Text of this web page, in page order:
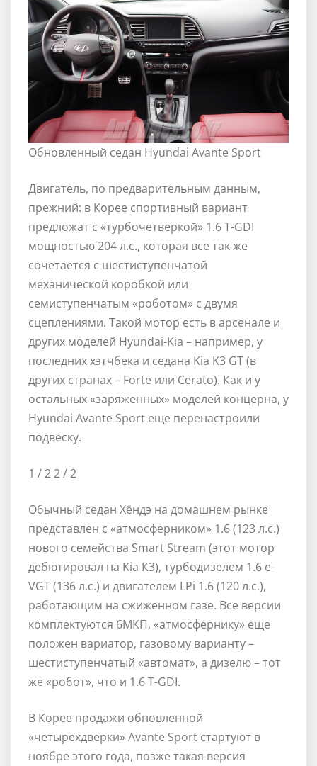
Обновленный седан Hyundai Avante Sport
Двигатель, по предварительным данным,
прежний: в Корее спортивный вариант
предложат с «турбочетверкой» 1.6 T-GDI
мощностью 204 л.с., которая все так же
сочетается с шестиступенчатой
механической коробкой или
семиступенчатым «роботом» с двумя
сцеплениями. Такой мотор есть в арсенале и
других моделей Hyundai-Kia – например, у
последних хэтчбека и седана Kia K3 GT (в
других странах – Forte или Cerato). Как и у
остальных «заряженных» моделей концерна, у
Hyundai Avante Sport еще перенастроили
подвеску.
1 / 22/ 2
Обычный седан Хёндэ на домашнем рынке
представлен с «атмосферником» 1.6 (123 л.с.)
нового семейства Smart Stream (этот мотор
дебютировал на Kia К3), турбодизелем 1.6 e-
VGT (136 л.с.) и двигателем LPi 1.6 (120 л.с.),
работающим на сжиженном газе. Все версии
комплектуются 6МКП, «атмосфернику» еще
положен вариатор, газовому варианту –
шестиступенчатый «автомат», а дизелю – тот
же «робот», что и 1.6 T-GDI.
В Корее продажи обновленной
«четырехдверки» Avante Sport стартуют в
ноябре этого года, позже такая версия